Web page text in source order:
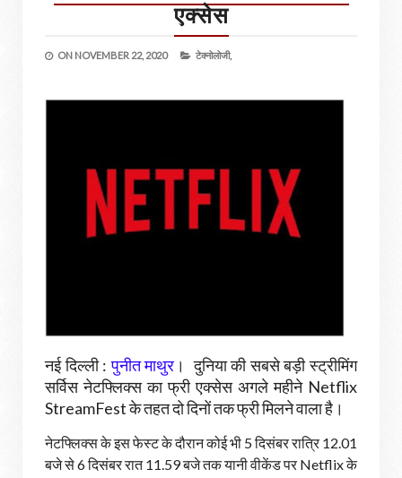
एक्सेस
ON NOVEMBER 22, 2020 टेक्नोलोजी,
नई दिल्ली :पुनीत माथुर । दुनिया की सबसे बड़ी स्ट्रीमिंग
सर्विस नेटफ्लिक्स का फ्री एक्सेस अगले महीने Netflix
StreamFest के तहत दो दिनों तक फ्री मिलने वाला है।
नेटफ्लिक्स के इस फेस्ट के दौरान कोई भी 5 दिसंबर रात्रि 12.01
बजे से 6 दिसंबर रात 11.59 बजे तक यानी वीकेंड पर Netflix के